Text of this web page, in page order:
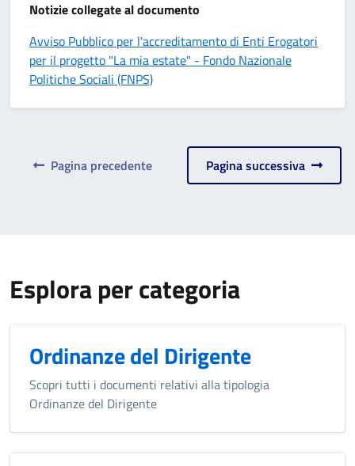
Notizie collegate al documento
Avviso Pubblico per l'accreditamento di Enti Erogatori
per il progetto "La mia estate" - Fondo Nazionale
Politiche Sociali (FNPS)
Pagina precedente Pagina successiva
Esplora per categoria
Ordinanze del Dirigente
Scopri tutti i documenti relativi alla tipologia
Ordinanze del Dirigente